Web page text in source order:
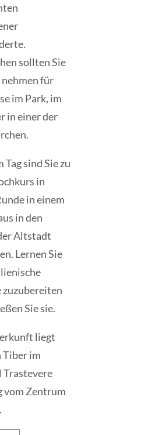
sollten Sie
für
im Park, im
in einer der
Tag sind Sie zu
in
in einem
in den
Altstadt
Lernen Sie
zuzubereiten
Sie sie.
liegt
Tiber im
vom Zentrum